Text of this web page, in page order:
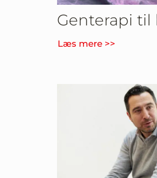
Genterapi
Læs mere >>